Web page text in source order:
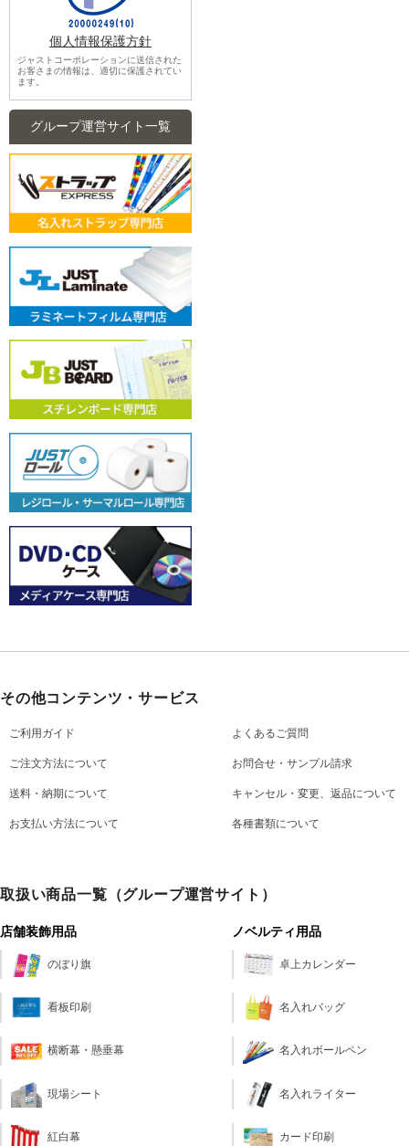
個人情報保護方針
ジャストコーポレーションに送信された
お客さまの情報は、適切に保護されてい
ます。
グループ運営サイト一覧
その他コンテンツ・サービス
ご利用ガイド
ご注文方法について
送料・納期について
お支払い方法について
よくあるご質問
お問合せ・サンプル請求
キャンセル・変更、返品について
各種書類について
取扱い商品一覧（グループ運営サイト）
店舗装飾用品
のぼり旗
看板印刷
横断幕・懸垂幕
現場シート
紅白幕
ノベルティ用品
卓上カレンダー
名入れバッグ
名入れボールペン
名入れライター
カード印刷